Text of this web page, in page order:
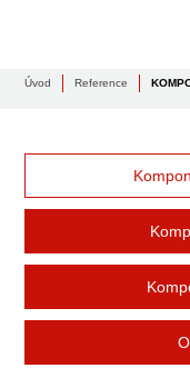
Úvod Reference